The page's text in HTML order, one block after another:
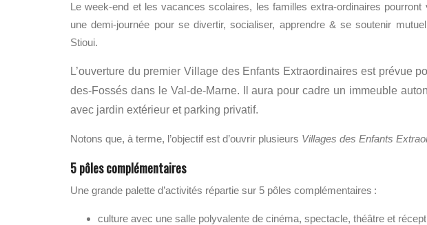
Le week-end et les vacances scolaires, les familles extra-ordinaires pourront
une demi-journée pour se divertir, socialiser, apprendre & se soutenir
Stioui.
L’ouverture du premierVillage des Enfants Extraordinaires est prévue
des-Fossés dans le Val-de-Marne. Il aura pour cadre un immeuble
avec jardin extérieur et parking privatif.
Notons que, à terme, l’objectif est d’ouvrir plusieurs Villages des Enfants
5 pôles complémentaires
Une grande palette d’activités répartie sur 5 pôles complémentaires :
culture avec une salle polyvalente de cinéma, spectacle, théâtre et